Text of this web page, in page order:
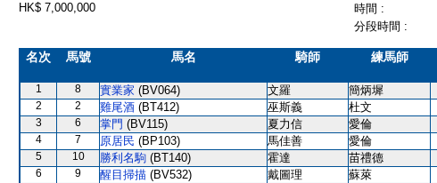
HK$ 7,000,000
時間 :
分段時間 :
名次 馬號 馬名 騎師 練馬師
1 8 實業家 (BV064) 文羅 簡炳墀
2
2 雞尾酒 (BT412) 巫斯義 杜文
3
6 掌門 (BV115) 夏力信 愛倫
4
7 原居民 (BP103) 馬佳善 愛倫
5
10 勝利名駒 (BT140) 霍達 苗禮德
6
9 醒目掃描 (BV532) 戴圖理 蘇萊